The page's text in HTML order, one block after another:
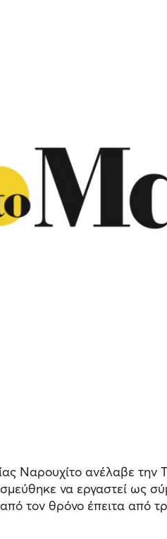
Ναρουχίτο ανέλαβε την
να εργαστεί ως
τον θρόνο έπειτα από